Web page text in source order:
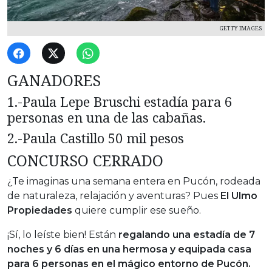
GETTY IMAGES
GANADORES
1.-Paula Lepe Bruschi estadía para 6
personas en una de las cabañas.
2.-Paula Castillo 50 mil pesos
CONCURSO CERRADO
¿Te imaginas una semana entera en Pucón, rodeada
de naturaleza, relajación y aventuras? Pues El Ulmo
Propiedades quiere cumplir ese sueño.
¡Sí, lo leíste bien! Están regalando una estadía de 7
noches y 6 días en una hermosa y equipada casa
para 6 personas en el mágico entorno de Pucón.